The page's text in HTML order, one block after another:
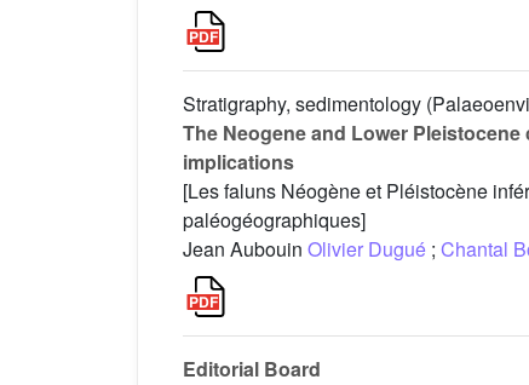
Stratigraphy, sedimentology
The Neogene and Lower
implications
[Les faluns Néogène et Pléistocène
paléogéographiques]
Jean Aubouin Olivier Dugué ; Chantal
Editorial Board